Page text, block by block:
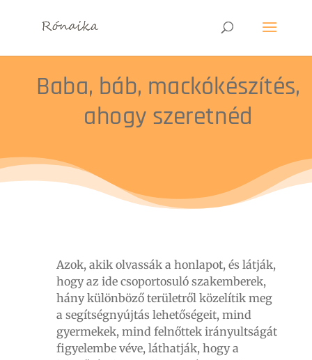
Baba, báb, mackókészítés,
ahogy szeretnéd
Azok, akik olvassák a honlapot, és látják,
hogy az ide csoportosuló szakemberek,
hány különböző területről közelítik meg
a segítségnyújtás lehetőségeit, mind
gyermekek, mind felnőttek irányultságát
figyelembe véve, láthatják, hogy a